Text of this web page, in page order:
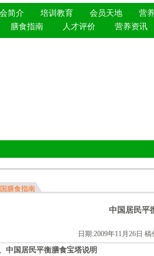
简介 培训教育 会员天地 营
膳食指南 人才评价 营养资讯
膳食指南
中国居民平
日期:2009年11月26日 稿
中国居民平衡膳食宝塔说明